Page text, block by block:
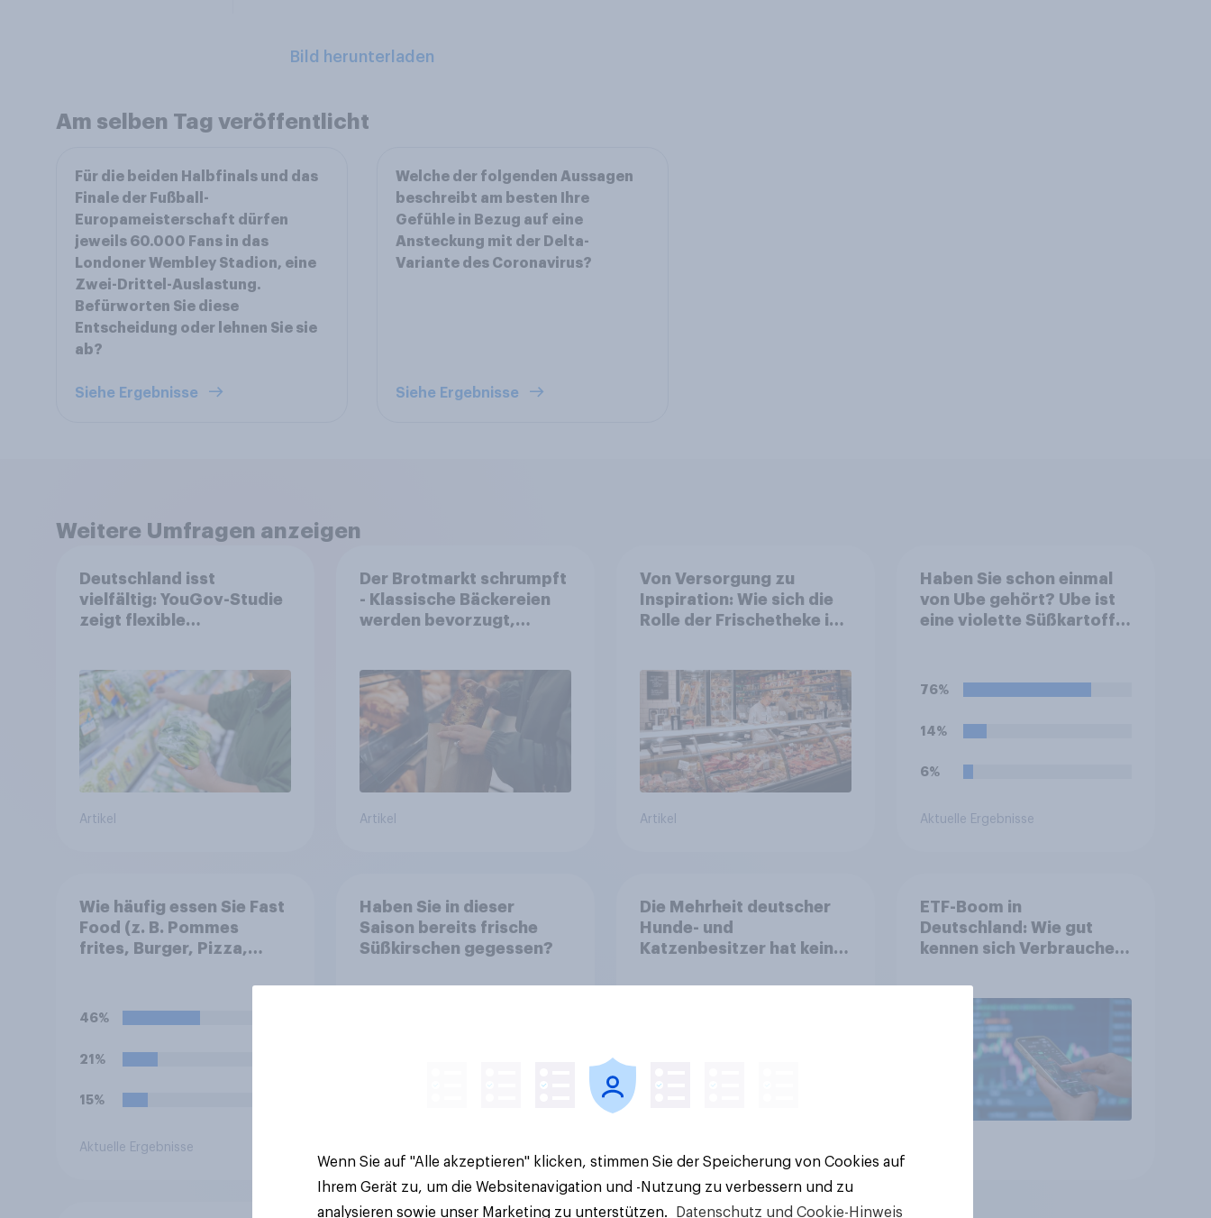
Bild herunterladen
Am selben Tag veröffentlicht
Für die beiden Halbfinals und das
Finale der Fußball-
Europameisterschaft dürfen
jeweils 60.000 Fans in das
Londoner Wembley Stadion, eine
Zwei-Drittel-Auslastung.
Befürworten Sie diese
Entscheidung oder lehnen Sie sie
ab?
Siehe Ergebnisse
Welche der folgenden Aussagen
beschreibt am besten Ihre
Gefühle in Bezug auf eine
Ansteckung mit der Delta-
Variante des Coronavirus?
Siehe Ergebnisse
Weitere Umfragen anzeigen
Deutschland isst
vielfältig: YouGov-Studie
zeigt flexible
Artikel
Der Brotmarkt schrumpft
- Klassische Bäckereien
werden bevorzugt,
Backstationen
Artikel
Von Versorgung zu
Inspiration: Wie sich die
Rolle der Frischetheke im
Artikel
Haben Sie schon einmal
von Ube gehört? Ube ist
eine violette Süßkartoffel
Aromatisieren von
wird.
76%
14%
6%
Aktuelle Ergebnisse
Wie häufig essen Sie Fast
Food (z. B. Pommes
frites, Burger, Pizza,
Nuggets oder Döner)?
46%
21%
15%
Aktuelle Ergebnisse
Haben Sie in dieser
Saison bereits frische
Süßkirschen gegessen?
Die Mehrheit deutscher
Hunde- und
Katzenbesitzer hat keine
ETF-Boom in
Deutschland: Wie gut
kennen sich Verbraucher
aus?
Wenn Sie auf "Alle akzeptieren" klicken, stimmen Sie der Speicherung von Cookies auf
Ihrem Gerät zu, um die Websitenavigation und -Nutzung zu verbessern und zu
analysieren sowie unser Marketing zu unterstützen.
Datenschutz und Cookie-Hinweis